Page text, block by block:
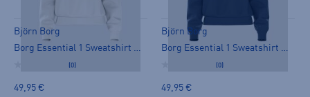
Björn Borg
Borg Essential 1 Sweatshirt W - collegepaita
(0)
49,95 €
Björn Borg
Borg Essential 1 Sweatshirt W - collegepaita
(0)
49,95 €